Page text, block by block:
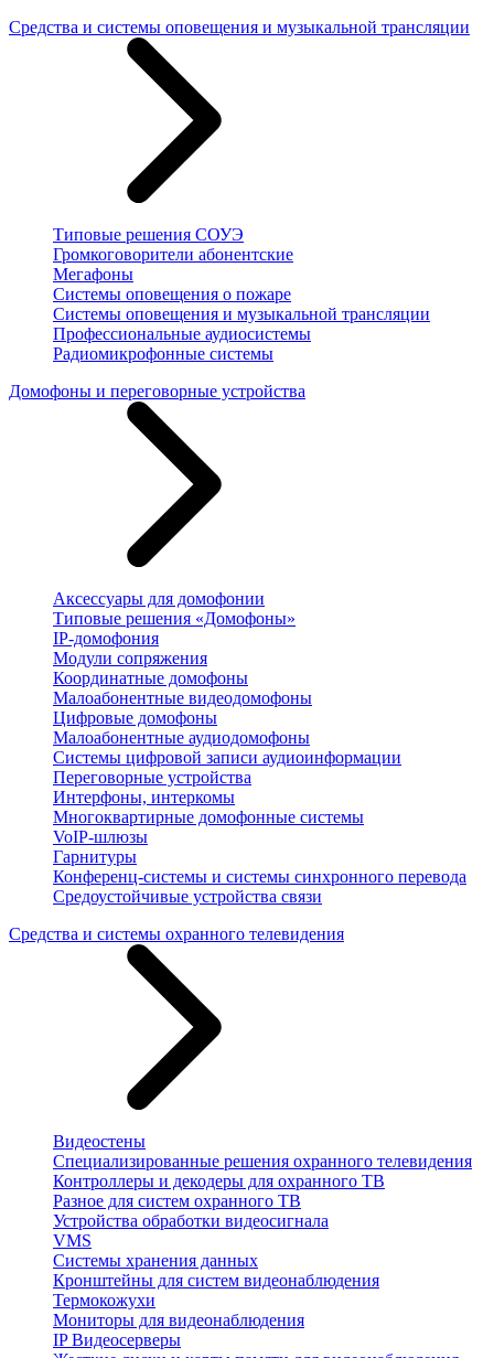
Средства и системы оповещения и музыкальной трансляции
Типовые решения СОУЭ
Громкоговорители абонентские
Мегафоны
Системы оповещения о пожаре
Системы оповещения и музыкальной трансляции
Профессиональные аудиосистемы
Радиомикрофонные системы
Домофоны и переговорные устройства
Аксессуары для домофонии
Типовые решения «Домофоны»
IP-домофония
Модули сопряжения
Координатные домофоны
Малоабонентные видеодомофоны
Цифровые домофоны
Малоабонентные аудиодомофоны
Системы цифровой записи аудиоинформации
Переговорные устройства
Интерфоны, интеркомы
Многоквартирные домофонные системы
VoIP-шлюзы
Гарнитуры
Конференц-системы и системы синхронного перевода
Средоустойчивые устройства связи
Средства и системы охранного телевидения
Видеостены
Специализированные решения охранного телевидения
Контроллеры и декодеры для охранного ТВ
Разное для систем охранного ТВ
Устройства обработки видеосигнала
VMS
Системы хранения данных
Кронштейны для систем видеонаблюдения
Термокожухи
Мониторы для видеонаблюдения
IP Видеосерверы